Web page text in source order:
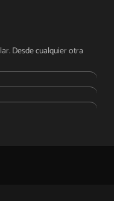
Desde cualquier otra